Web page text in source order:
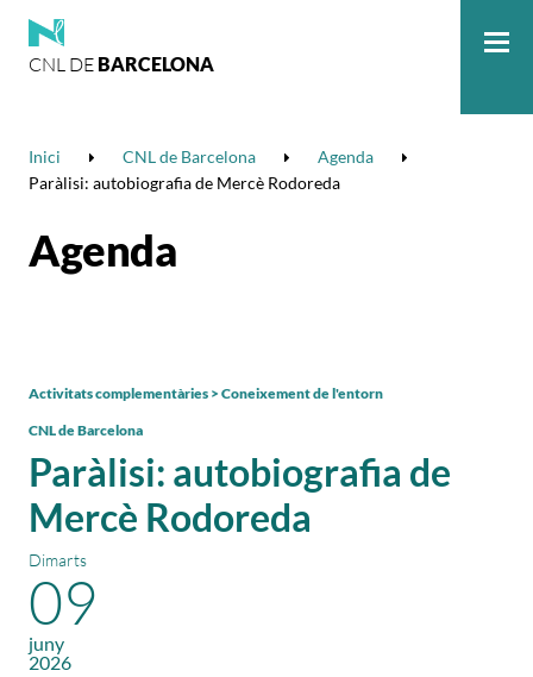
CNL DE BARCELONA
Inici CNL de Barcelona
Agenda
Paràlisi: autobiografia de Mercè Rodoreda
Agenda
Paràlisi: autobiografia de
Mercè Rodoreda
Activitats complementàries > Coneixement de l'entorn
CNL de Barcelona
Dimarts
09
juny
2026